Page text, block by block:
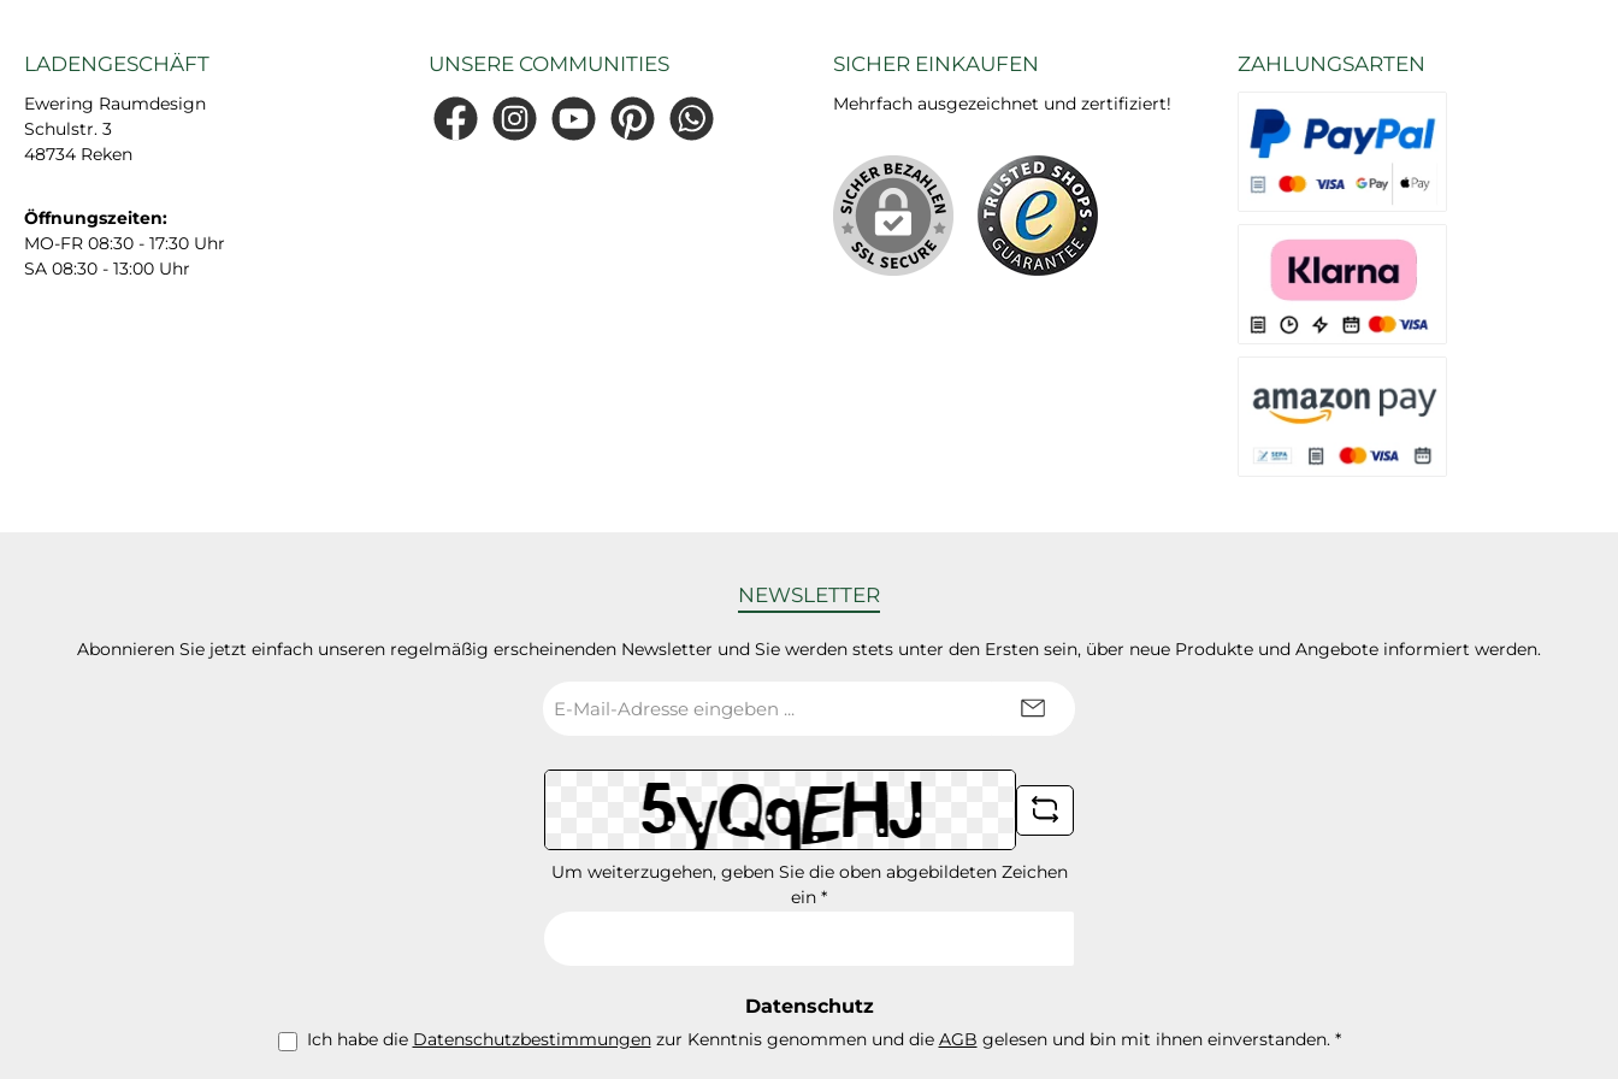
LADENGESCHÄFT
Ewering Raumdesign
Schulstr. 3
48734 Reken
Öffnungszeiten:
MO-FR 08:30 - 17:30 Uhr
SA 08:30 - 13:00 Uhr
UNSERE COMMUNITIES
FacebookInstagramYouTubePinterestWhatsApp
SICHER EINKAUFEN
Mehrfach ausgezeichnet und zertifiziert!
ZAHLUNGSARTEN
NEWSLETTER
Abonnieren Sie jetzt einfach unseren regelmäßig erscheinenden Newsletter und Sie werden stets unter den Ersten sein, über neue Produkte und Angebote informiert werden.
Mail-
*
Um weiterzugehen, geben Sie die oben abgebildeten Zeichen
ein *
Datenschutz
Ich habe die Datenschutzbestimmungenzur Kenntnis genommen und die AGB gelesen und bin mit ihnen einverstanden. *